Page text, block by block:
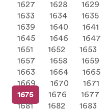
1627
1628 1629
1633
1634 1635
1639
1640 1641
1645
1646 1647
1651
1652 1653
1657
1658 1659
1663
1664 1665
1669
1670 1671
1675
1676 1677
1681
1682 1683